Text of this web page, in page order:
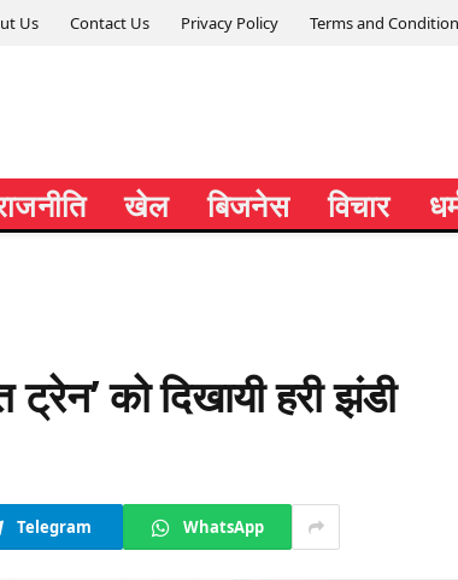
Us Contact Us Privacy Policy Terms and
खेल बिजनेस विचार
ट्रेन’ को दिखायी हरी झंडी
Telegram WhatsApp